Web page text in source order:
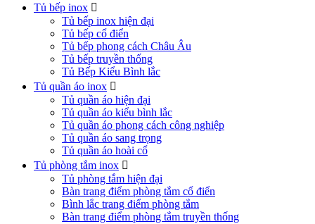
Tủ bếp inox 
Tủ bếp inox hiện đại
Tủ bếp cổ điển
Tủ bếp phong cách Châu Âu
Tủ bếp truyền thống
Tủ Bếp Kiểu Bình lắc
Tủ quần áo inox 
Tủ quần áo hiện đại
Tủ quần áo kiểu bình lắc
Tủ quần áo phong cách công nghiệp
Tủ quần áo sang trọng
Tủ quần áo hoài cổ
Tủ phòng tắm inox 
Tủ phòng tắm hiện đại
Bàn trang điểm phòng tắm cổ điển
Bình lắc trang điểm phòng tắm
Bàn trang điểm phòng tắm truyền thống